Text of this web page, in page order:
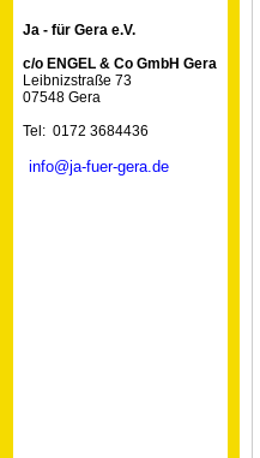
Ja - für Gera e.V.
c/o ENGEL & Co GmbH Gera
Leibnizstraße 73
07548 Gera
Tel: 0172 3684436
info@ja-fuer-gera.de